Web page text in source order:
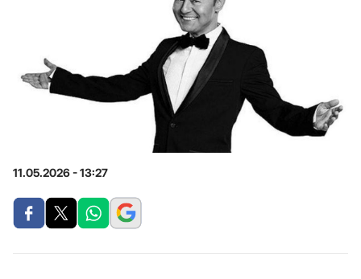
11.05.2026 - 13:27